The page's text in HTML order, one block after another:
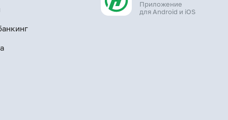
Приложение
для Android и iOS